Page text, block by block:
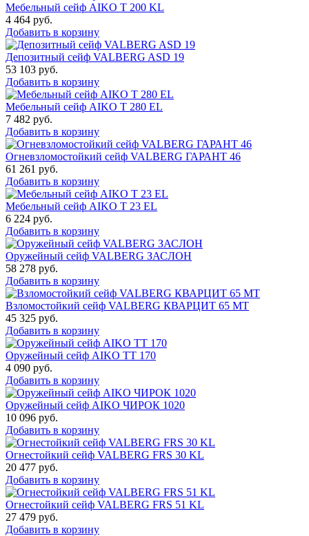
Мебельный сейф AIKO T 200 KL
4 464 руб.
Добавить в корзину
Депозитный сейф VALBERG ASD 19
53 103 руб.
Добавить в корзину
Мебельный сейф AIKO T 280 EL
7 482 руб.
Добавить в корзину
Огневзломостойкий сейф VALBERG ГАРАНТ 46
61 261 руб.
Добавить в корзину
Мебельный сейф AIKO Т 23 EL
6 224 руб.
Добавить в корзину
Оружейный сейф VALBERG ЗАСЛОН
58 278 руб.
Добавить в корзину
Взломостойкий сейф VALBERG КВАРЦИТ 65 МТ
45 325 руб.
Добавить в корзину
Оружейный сейф AIKO TT 170
4 090 руб.
Добавить в корзину
Оружейный сейф AIKO ЧИРОК 1020
10 096 руб.
Добавить в корзину
Огнестойкий сейф VALBERG FRS 30 KL
20 477 руб.
Добавить в корзину
Огнестойкий сейф VALBERG FRS 51 KL
27 479 руб.
Добавить в корзину